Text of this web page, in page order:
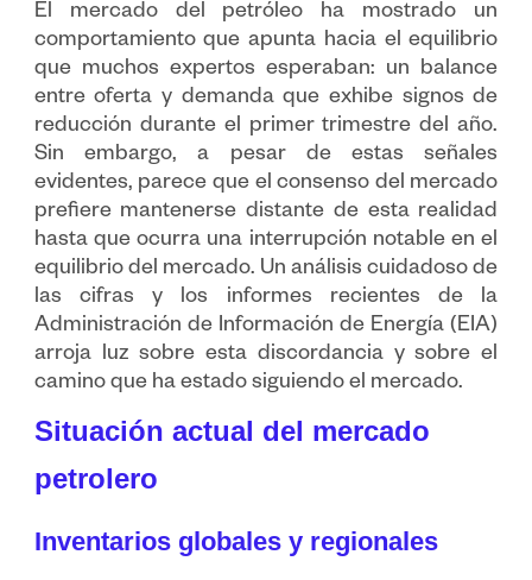
El mercado del petróleo ha mostrado un
comportamiento que apunta hacia el equilibrio
que muchos expertos esperaban: un balance
entre oferta y demanda que exhibe signos de
reducción durante el primer trimestre del año.
Sin embargo, a pesar de estas señales
evidentes, parece que el consenso del mercado
prefiere mantenerse distante de esta realidad
hasta que ocurra una interrupción notable en el
equilibrio del mercado. Un análisis cuidadoso de
las cifras y los informes recientes de la
Administración de Información de Energía (EIA)
arroja luz sobre esta discordancia y sobre el
camino que ha estado siguiendo el mercado.
Situación actual del mercado
petrolero
Inventarios globales y regionales